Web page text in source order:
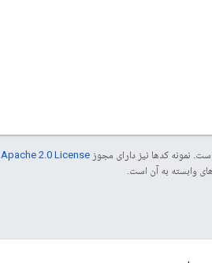
است. نمونه کدها نیز دارای مجوز Apache 2.0 License